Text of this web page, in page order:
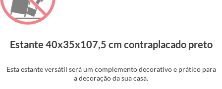
Estante 40x35x107,5 cm contraplacado preto
Esta estante versátil será um complemento decorativo e prático para
a decoração da sua casa.